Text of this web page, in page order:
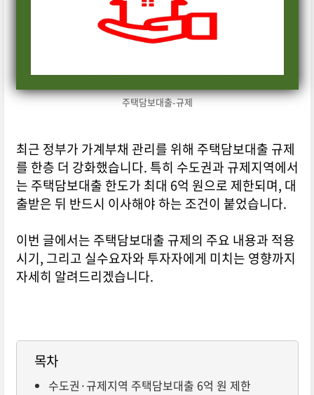
주택담보대출-규제
최근 정부가 가계부채 관리를 위해 주택담보대출 규제
를 한층 더 강화했습니다. 특히 수도권과 규제지역에서
는 주택담보대출 한도가 최대 6억 원으로 제한되며, 대
출받은 뒤 반드시 이사해야 하는 조건이 붙었습니다.
이번 글에서는 주택담보대출 규제의 주요 내용과 적용
시기, 그리고 실수요자와 투자자에게 미치는 영향까지
자세히 알려드리겠습니다.
목차
수도권·규제지역 주택담보대출 6억 원 제한